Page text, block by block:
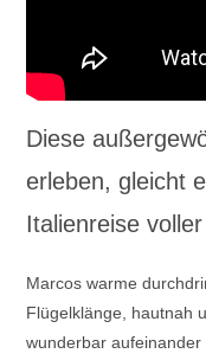
Diese
erleben, gleicht
Italienreise
Marcos warme
Flügelklänge, hautnah
wunderbar